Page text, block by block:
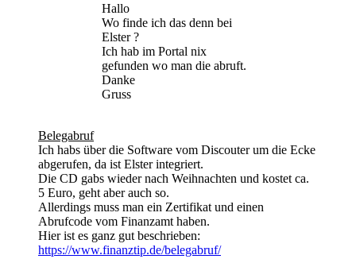
Hallo
Wo finde ich das denn bei
Elster ?
Ich hab im Portal nix
gefunden wo man die abruft.
Danke
Gruss
Belegabruf
Ich habs über die Software vom Discouter um die Ecke
abgerufen, da ist Elster integriert.
Die CD gabs wieder nach Weihnachten und kostet ca.
5 Euro, geht aber auch so.
Allerdings muss man ein Zertifikat und einen
Abrufcode vom Finanzamt haben.
Hier ist es ganz gut beschrieben:
https://www.finanztip.de/belegabruf/